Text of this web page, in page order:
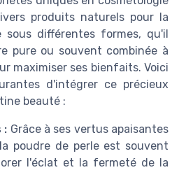
produits naturels pour la
sous différentes formes, qu'il
pure ou souvent combinée à
maximiser ses bienfaits. Voici
d'intégrer ce précieux
beauté :
: Grâce à ses vertus apaisantes
poudre de perle est souvent
l'éclat et la fermeté de la